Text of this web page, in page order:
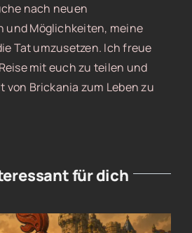
nach neuen
und Möglichkeiten, meine
Tat umzusetzen. Ich freue
mit euch zu teilen und
von Brickania zum Leben zu
für dich